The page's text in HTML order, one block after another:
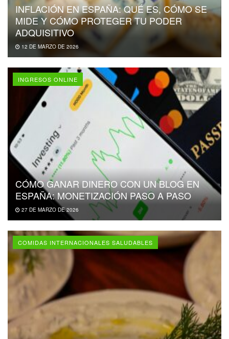
INFLACIÓN EN ESPAÑA: QUÉ ES, CÓMO SE
MIDE Y CÓMO PROTEGER TU PODER
ADQUISITIVO
12 DE MARZO DE 2026
INGRESOS ONLINE
CÓMO GANAR DINERO CON UN BLOG EN
ESPAÑA: MONETIZACIÓN PASO A PASO
27 DE MARZO DE 2026
COMIDAS INTERNACIONALES SALUDABLES